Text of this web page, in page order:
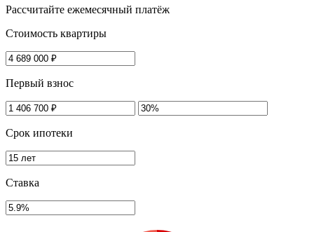
Рассчитайте ежемесячный платёж
Стоимость квартиры
Первый взнос
Срок ипотеки
Ставка